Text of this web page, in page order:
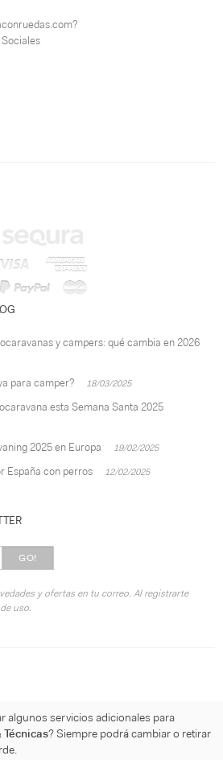
y campers: qué cambia en 2026
para camper? 18/03/2025
esta Semana Santa 2025
2025 en Europa 19/02/2025
España con perros 12/02/2025
GO!
y ofertas en tu correo. Al registrarte
uso.
algunos servicios adicionales para
? Siempre podrá cambiar o retirar